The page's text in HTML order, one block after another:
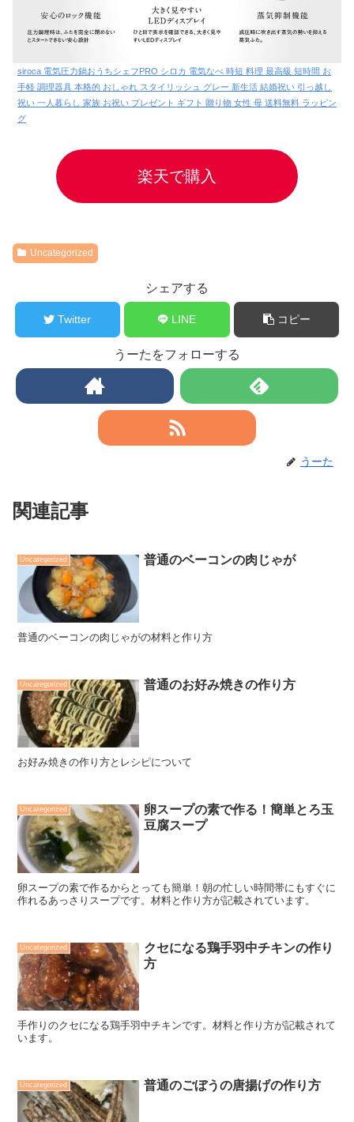
siroca 電気圧力鍋おうちシェフPRO シロカ 電気なべ 時短 料理 最高級 短時間 お
手軽 調理器具 本格的 おしゃれ スタイリッシュ グレー 新生活 結婚祝い 引っ越し
祝い 一人暮らし 家族 お祝い プレゼント ギフト 贈り物 女性 母 送料無料 ラッピン
グ
楽天で購入
Uncategorized
シェアする
Twitter LINE コピー
うーたをフォローする
うーた
関連記事
Uncategorized 普通のベーコンの肉じゃが
普通のベーコンの肉じゃがの材料と作り方
Uncategorized 普通のお好み焼きの作り方
お好み焼きの作り方とレシピについて
Uncategorized
卵スープの素で作る！簡単とろ玉
豆腐スープ
卵スープの素で作るからとっても簡単！朝の忙しい時間帯にもすぐに
作れるあっさりスープです。材料と作り方が記載されています。
Uncategorized
クセになる鶏手羽中チキンの作り
方
手作りのクセになる鶏手羽中チキンです。材料と作り方が記載されて
います。
Uncategorized 普通のごぼうの唐揚げの作り方